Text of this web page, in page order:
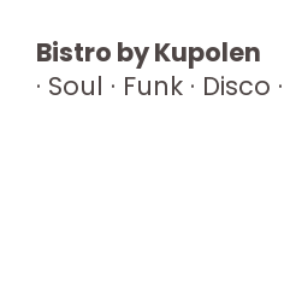
Bistro by Kupolen
· Soul · Funk · Disco